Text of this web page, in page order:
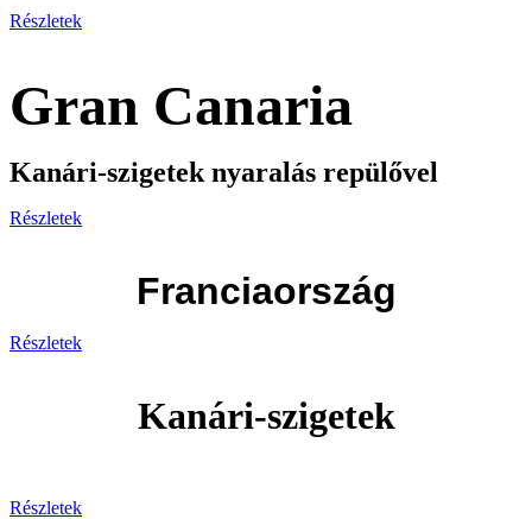
Részletek
Gran Canaria
Kanári-szigetek nyaralás repülővel
Részletek
Franciaország
Részletek
Kanári-szigetek
Részletek